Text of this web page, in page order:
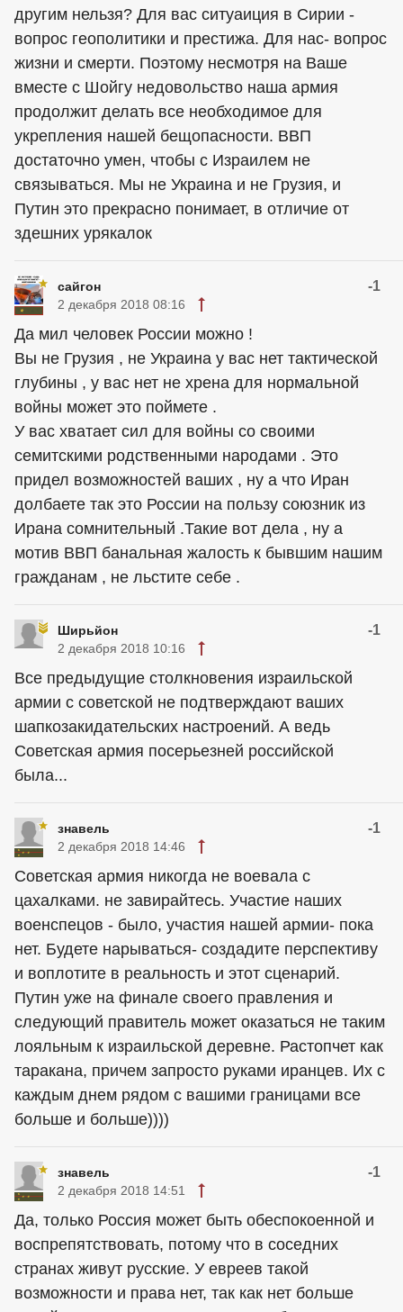
другим нельзя? Для вас ситуаиция в Сирии -
вопрос геополитики и престижа. Для нас- вопрос
жизни и смерти. Поэтому несмотря на Ваше
вместе с Шойгу недовольство наша армия
продолжит делать все необходимое для
укрепления нашей бещопасности. ВВП
достаточно умен, чтобы с Израилем не
связываться. Мы не Украина и не Грузия, и
Путин это прекрасно понимает, в отличие от
здешних урякалок
сайгон -1
2 декабря 2018 08:16
Да мил человек России можно !
Вы не Грузия , не Украина у вас нет тактической
глубины , у вас нет не хрена для нормальной
войны может это поймете .
У вас хватает сил для войны со своими
семитскими родственными народами . Это
придел возможностей ваших , ну а что Иран
долбаете так это России на пользу союзник из
Ирана сомнительный .Такие вот дела , ну а
мотив ВВП банальная жалость к бывшим нашим
гражданам , не льстите себе .
Ширьйон -1
2 декабря 2018 10:16
Все предыдущие столкновения израильской
армии с советской не подтверждают ваших
шапкозакидательских настроений. А ведь
Советская армия посерьезней российской
была...
знавель -1
2 декабря 2018 14:46
Советская армия никогда не воевала с
цахалками. не завирайтесь. Участие наших
военспецов - было, участия нашей армии- пока
нет. Будете нарываться- создадите перспективу
и воплотите в реальность и этот сценарий.
Путин уже на финале своего правления и
следующий правитель может оказаться не таким
лояльным к израильской деревне. Растопчет как
таракана, причем запросто руками иранцев. Их с
каждым днем рядом с вашими границами все
больше и больше))))
знавель -1
2 декабря 2018 14:51
Да, только Россия может быть обеспокоенной и
воспрепятствовать, потому что в соседних
странах живут русские. У евреев такой
возможности и права нет, так как нет больше